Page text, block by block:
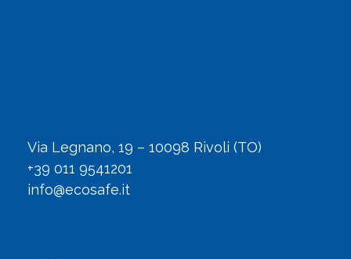
Via Legnano, 19 – 10098 Rivoli (TO)
+39 011 9541201
info@ecosafe.it